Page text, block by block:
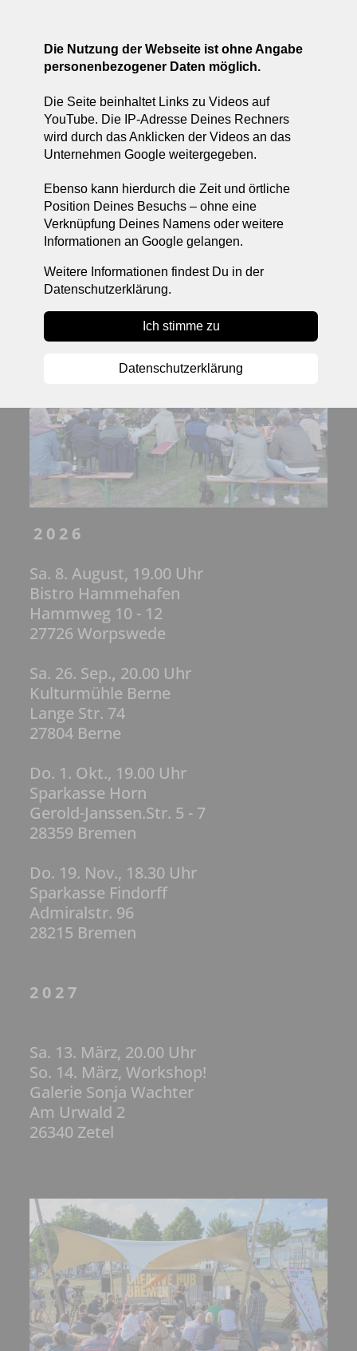
Die Nutzung der Webseite ist ohne Angabe
personenbezogener Daten möglich.
Die Seite beinhaltet Links zu Videos auf
YouTube. Die IP-Adresse Deines Rechners
wird durch das Anklicken der Videos an das
Unternehmen Google weitergegeben.
Ebenso kann hierdurch die Zeit und örtliche
Position Deines Besuchs – ohne eine
Verknüpfung Deines Namens oder weitere
Informationen an Google gelangen.
Weitere Informationen findest Du in der
Datenschutzerklärung.
Ich stimme zu
Datenschutzerklärung
LIVETERMINE
2 0 2 6
Sa. 8. August, 19.00 Uhr
Bistro Hammehafen
Hammweg 10 - 12
27726 Worpswede
Sa. 26. Sep., 20.00 Uhr
Kulturmühle Berne
Lange Str. 74
27804 Berne
Do. 1. Okt., 19.00 Uhr
Sparkasse Horn
Gerold-Janssen.Str. 5 - 7
28359 Bremen
Do. 19. Nov., 18.30 Uhr
Sparkasse Findorff
Admiralstr. 96
28215 Bremen
2 0 2 7
Sa. 13. März, 20.00 Uhr
So. 14. März, Workshop!
Galerie Sonja Wachter
Am Urwald 2
26340 Zetel